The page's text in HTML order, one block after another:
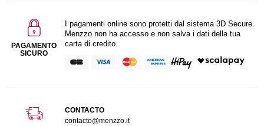
PAGAMENTO
SICURO
I pagamenti online sono protetti dal sistema 3D Secure.
Menzzo non ha accesso e non salva i dati della tua
carta di credito.
CONTACTO
contacto@menzzo.it